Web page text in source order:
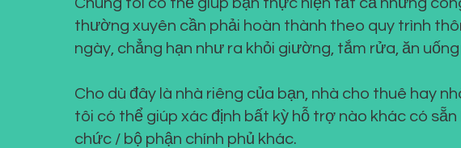
Chúng tôi có thể giúp bạn thực hiện tất cả những
thường xuyên cần phải hoàn thành theo quy trình
ngày, chẳng hạn như ra khỏi giường, tắm rửa, ăn uống
Cho dù đây là nhà riêng của bạn, nhà cho thuê hay
tôi có thể giúp xác định bất kỳ hỗ trợ nào khác có
chức / bộ phận chính phủ khác.